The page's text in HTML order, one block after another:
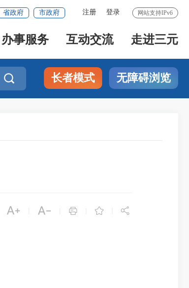
网站支持IPv6
注册 登录
省政府 市政府
办事服务 互动交流 走进三元
 长者模式 无障碍浏览
    